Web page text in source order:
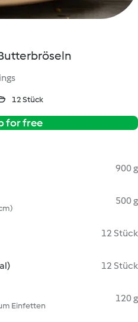
12 Stück
for free
900 g
500 g
12 Stück
12 Stück
Einfetten
120 g